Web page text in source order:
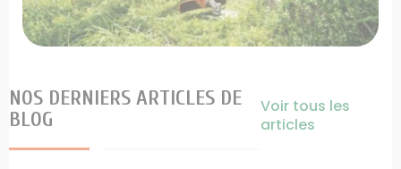
NOS DERNIERS ARTICLES DE
BLOG
Voir tous les
articles